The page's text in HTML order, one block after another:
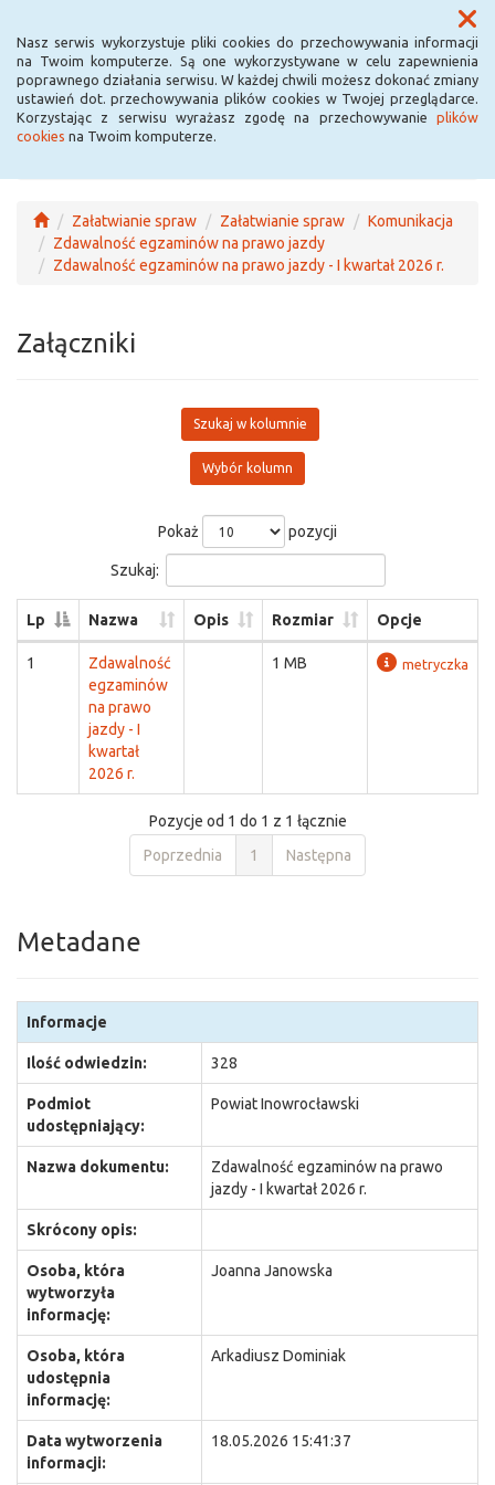
Nasz serwis wykorzystuje pliki cookies do przechowywania informacji
na Twoim komputerze. Są one wykorzystywane w celu zapewnienia
poprawnego działania serwisu. W każdej chwili możesz dokonać zmiany
ustawień dot. przechowywania plików cookies w Twojej przeglądarce.
Korzystając z serwisu wyrażasz zgodę na przechowywanie plików
cookies na Twoim komputerze.
Menu
Załatwianie spraw Załatwianie spraw
Komunikacja
Zdawalność egzaminów na prawo jazdy
Zdawalność egzaminów na prawo jazdy - I kwartał 2026 r.
Załączniki
Szukaj w kolumnie
Wybór kolumn
Pokaż pozycji
Szukaj:
Lp Nazwa Opis Rozmiar Opcje
1
Zdawalność
egzaminów
na prawo
jazdy - I
kwartał
2026 r.
1 MB metryczka
Pozycje od 1 do 1 z 1 łącznie
Poprzednia
1 Następna
Metadane
Informacje
Ilość odwiedzin: 328
Podmiot
udostępniający:
Powiat Inowrocławski
Nazwa dokumentu:
Zdawalność egzaminów na prawo
jazdy - I kwartał 2026 r.
Skrócony opis:
Osoba, która
wytworzyła
informację:
Joanna Janowska
Osoba, która
udostępnia
informację:
Arkadiusz Dominiak
Data wytworzenia
informacji:
18.05.2026 15:41:37